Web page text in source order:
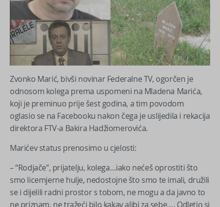
Zvonko Marić, bivši novinar Federalne TV, ogorčen je
odnosom kolega prema uspomeni na Mladena Marića,
koji je preminuo prije šest godina, a tim povodom
oglasio se na Facebooku nakon čega je uslijedila i rekacija
direktora FTV-a Bakira Hadžiomerovića.
Marićev status prenosimo u cjelosti:
– “Rodjače”, prijatelju, kolega…iako nećeš oprostiti što
smo licemjerne hulje, nedostojne što smo te imali, družili
se i dijelili radni prostor s tobom, ne mogu a da javno to
ne priznam, ne tražeći bilo kakav alibi za sebe…. Odletio si